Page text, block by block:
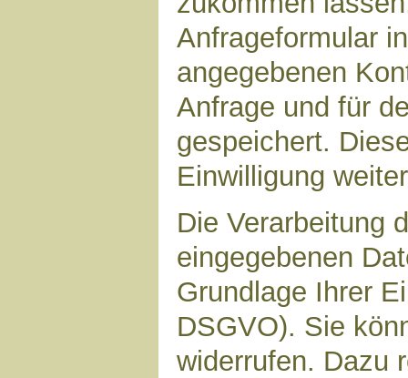
Anfrageformular
angegebenen
Anfrage und für
gespeichert.
Einwilligung
Die Verarbeitung
eingegebenen
Grundlage Ihrer
DSGVO). Sie
widerrufen. Dazu